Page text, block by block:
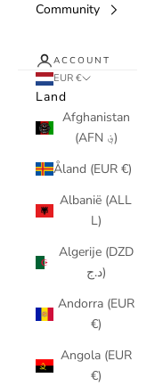
Community
ACCOUNT
EUR €
Land
Afghanistan
(AFN ؋)
Åland (EUR €)
Albanië (ALL
L)
Algerije (DZD
د.ج)
Andorra (EUR
€)
Angola (EUR
€)